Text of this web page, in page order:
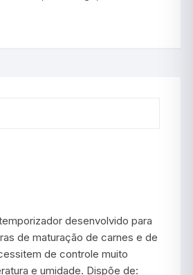
desenvolvido para
de maturação de carnes e de
de controle muito
e umidade. Dispõe de: